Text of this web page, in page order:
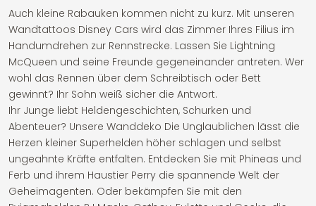
Auch kleine Rabauken kommen nicht zu kurz. Mit unseren
Wandtattoos Disney Cars wird das Zimmer Ihres Filius im
Handumdrehen zur Rennstrecke. Lassen Sie Lightning
McQueen und seine Freunde gegeneinander antreten. Wer
wohl das Rennen über dem Schreibtisch oder Bett
gewinnt? Ihr Sohn weiß sicher die Antwort.
Ihr Junge liebt Heldengeschichten, Schurken und
Abenteuer? Unsere Wanddeko Die Unglaublichen lässt die
Herzen kleiner Superhelden höher schlagen und selbst
ungeahnte Kräfte entfalten. Entdecken Sie mit Phineas und
Ferb und ihrem Haustier Perry die spannende Welt der
Geheimagenten. Oder bekämpfen Sie mit den